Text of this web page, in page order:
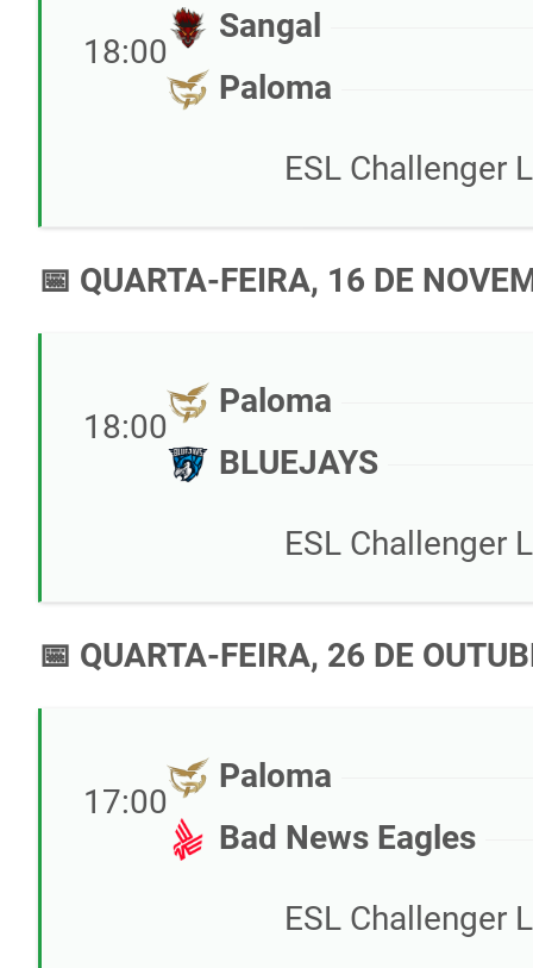
18:00
Sangal
Paloma
ESL Challenger
📅 QUARTA-FEIRA, 16 DE
18:00
Paloma
BLUEJAYS
ESL Challenger
📅 QUARTA-FEIRA, 26 DE
17:00
Paloma
Bad News Eagles
ESL Challenger